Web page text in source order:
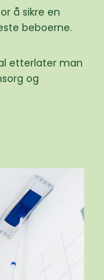
å sikre en
beboerne.
etterlater man
og